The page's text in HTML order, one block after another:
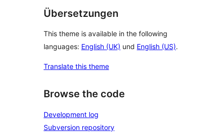
Übersetzungen
This theme is available in the following
languages: English (UK) und English (US).
Translate this theme
Browse the code
Development log
Subversion repository